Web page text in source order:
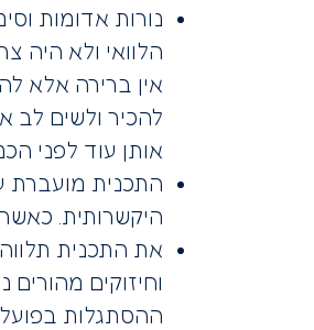
נורות אדומות
הלוואי ולא היה
אין ברירה אלא
להכיר ולשים לב
אותן עוד לפני
התכנית מועברת
היקשרותית. כאשר
את התכנית
וחיזוקים
ההסתגלות בפועל.